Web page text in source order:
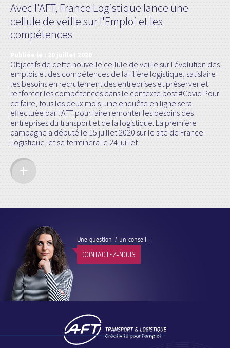
Avec l'AFT, France Logistique lance une
cellule de veille sur l'Emploi et les
compétences
Publiée le : 20 juillet 2020
Objectifs de cette nouvelle cellule de veille sur l'évolution des
emplois et des compétences de la filière logistique, satisfaire
les besoins en recrutement des entreprises et préserver et
renforcer les compétences dans le contexte post #Covid Pour
ce faire, tous les deux mois, une enquête en ligne sera
effectuée par l'AFT pour faire remonter les besoins des
entreprises du transport et de la logistique. La première
campagne a débuté le 15 juillet 2020 sur le site de France
Logistique, et se terminera le 24 juillet.
Une question ? un conseil :
CONTACTEZ-NOUS